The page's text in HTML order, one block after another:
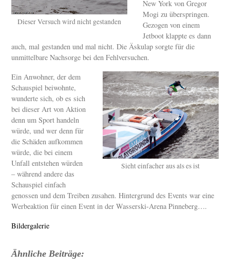
Dieser Versuch wird nicht gestanden
New York von Gregor
Mogi zu überspringen.
Gezogen von einem
Jetboot klappte es dann
auch, mal gestanden und mal nicht. Die Äskulap sorgte für die
unmittelbare Nachsorge bei den Fehlversuchen.
Sieht einfacher aus als es ist
Ein Anwohner, der dem
Schauspiel beiwohnte,
wunderte sich, ob es sich
bei dieser Art von Aktion
denn um Sport handeln
würde, und wer denn für
die Schäden aufkommen
würde, die bei einem
Unfall entstehen würden
– während andere das
Schauspiel einfach
genossen und dem Treiben zusahen. Hintergrund des Events war eine
Werbeaktion für einen Event in der Wasserski-Arena Pinneberg….
Bildergalerie
Ähnliche Beiträge: